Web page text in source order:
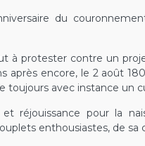
du
à protester contre un
après encore, le 2 août
toujours avec instance un
réjouissance pour la
enthousiastes, de sa